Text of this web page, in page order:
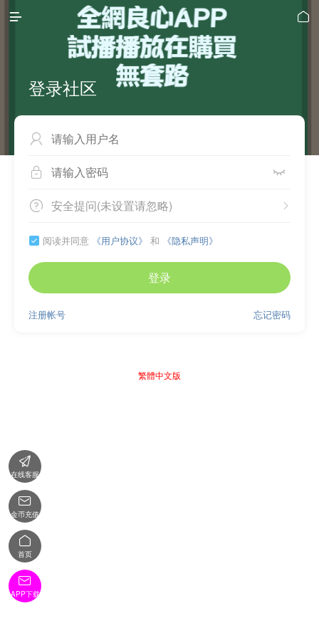
 
登录社区

 
 
安全提问(未设置请忽略)
 阅读并同意 《用户协议》 和 《隐私声明》
登录
忘记密码
注册帐号
繁體中文版

在线客服

金币充值

首页

APP下载